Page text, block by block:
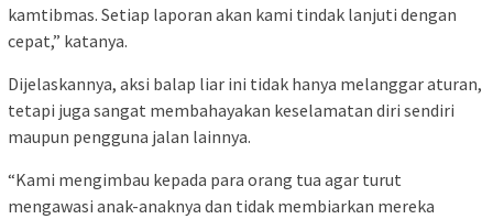
kamtibmas. Setiap laporan akan kami tindak lanjuti dengan
cepat,” katanya.
Dijelaskannya, aksi balap liar ini tidak hanya melanggar aturan,
tetapi juga sangat membahayakan keselamatan diri sendiri
maupun pengguna jalan lainnya.
“Kami mengimbau kepada para orang tua agar turut
mengawasi anak-anaknya dan tidak membiarkan mereka